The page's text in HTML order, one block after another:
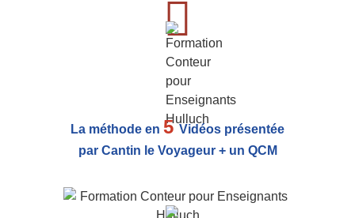
La méthode en 5Vidéos présentée
par Cantin le Voyageur + un QCM